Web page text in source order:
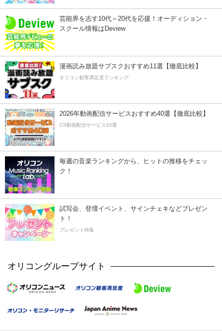
芸能界を志す10代～20代を応援！オーディション・
スクール情報はDeview
漫画読み放題サブスクおすすめ11選【徹底比較】
オリコン顧客満足度ランキング
2026年動画配信サービスおすすめ40選【徹底比較】
CS動画配信サービス20選
毎週の音楽ランキングから、ヒットの推移をチェッ
ク！
試写会、登壇イベント、サインチェキなどプレゼン
ト！
プレゼント特集
オリコングループサイト